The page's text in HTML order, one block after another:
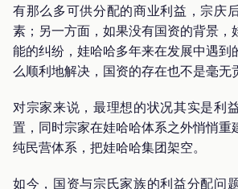
有那么多可供分配的商业利益，宗庆
素；另一方面，如果没有国资的背景，
能的纠纷，娃哈哈多年来在发展中遇到
么顺利地解决，国资的存在也不是毫无
对宗家来说，最理想的状况其实是利
置，同时宗家在娃哈哈体系之外悄悄重
纯民营体系，把娃哈哈集团架空。
如今，国资与宗氏家族的利益分配问